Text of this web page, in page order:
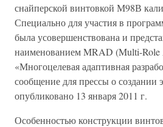
снайперской винтовкой М98В
Специально для участия в
была усовершенствована и
наименованием MRAD (Multi-Role
«Многоцелевая адаптивная
сообщение для прессы о создании
опубликовано 13 января 2011 г.
Особенностью конструкции